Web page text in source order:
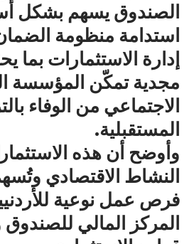
الصندوق يسهم بشكل
استدامة منظومة
إدارة الاستثمارات بما
مجدية تمكّن المؤسسة
الاجتماعي من الوفاء
المستقبلية.
وأوضح أن هذه
النشاط الاقتصادي
فرص عمل نوعية
المركز المالي للصندوق